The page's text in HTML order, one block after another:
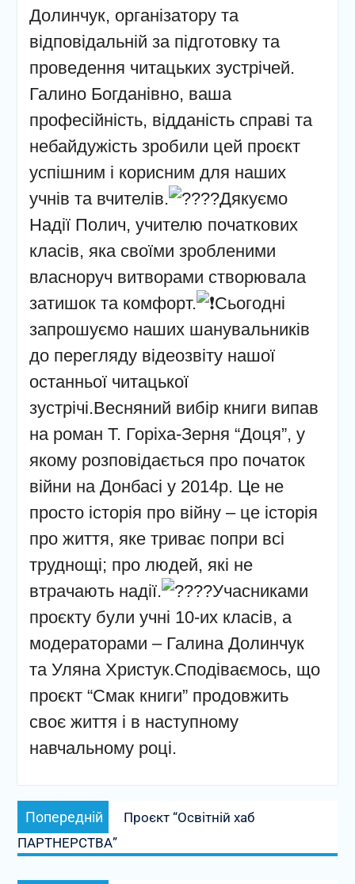
Долинчук, організатору та
відповідальній за підготовку та
проведення читацьких зустрічей.
Галино Богданівно, ваша
професійність, відданість справі та
небайдужість зробили цей проєкт
успішним і корисним для наших
учнів та вчителів.
Дякуємо
Надії Полич, учителю початкових
класів, яка своїми зробленими
власноруч витворами створювала
затишок та комфорт.
Сьогодні
запрошуємо наших шанувальників
до перегляду відеозвіту нашої
останньої читацької
зустрічі.Весняний вибір книги випав
на роман Т. Горіха-Зерня “Доця”, у
якому розповідається про початок
війни на Донбасі у 2014р. Це не
просто історія про війну – це історія
про життя, яке триває попри всі
труднощі; про людей, які не
втрачають надії.
Учасниками
проєкту були учні 10-их класів, а
модераторами – Галина Долинчук
та Уляна Христук.Сподіваємось, що
проєкт “Смак книги” продовжить
своє життя і в наступному
навчальному році.
Навігація
записів
Попередній
Попередній
запис:
Проєкт “Освітній хаб
ПАРТНЕРСТВА”